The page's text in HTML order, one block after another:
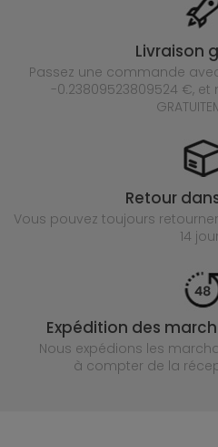
Livraison
Passez une commande
-0.23809523809524 €, et
Retour
Vous pouvez toujours
14
Expédition des
Nous expédions les
à compter de la